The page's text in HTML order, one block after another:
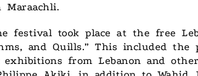
took place at the free
and Quills.” This included
from Lebanon and